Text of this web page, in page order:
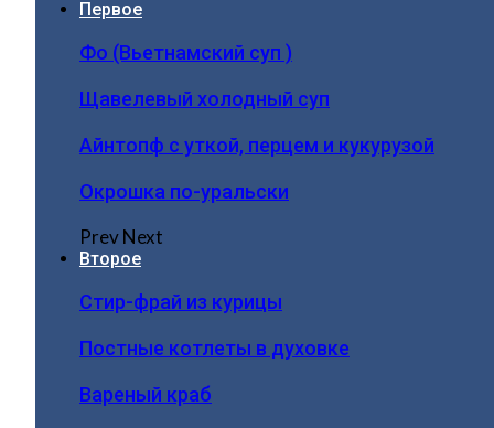
Первое
Фо (Вьетнамский суп )
Щавелевый холодный суп
Айнтопф с уткой, перцем и кукурузой
Окрошка по-уральски
PrevNext
Второе
Стир-фрай из курицы
Постные котлеты в духовке
Вареный краб